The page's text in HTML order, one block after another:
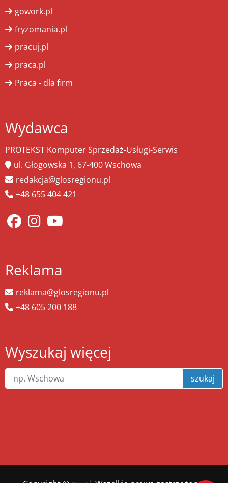
gowork.pl
fryzomania.pl
pracuj.pl
praca.pl
Praca - dla firm
Wydawca
PROTEKST Komputer Sprzedaż-Usługi-Serwis
ul. Głogowska 1, 67-400 Wschowa
redakcja@glosregionu.pl
+48 655 404 421
Reklama
reklama@glosregionu.pl
+48 605 200 188
Wyszukaj więcej
szukaj